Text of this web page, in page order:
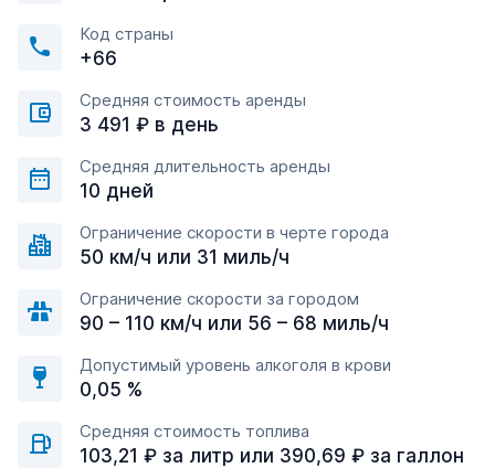
Код страны
+66
Средняя стоимость аренды
3 491 ₽ в день
Средняя длительность аренды
10 дней
Ограничение скорости в черте города
50 км/ч или 31 миль/ч
Ограничение скорости за городом
90 – 110 км/ч или 56 – 68 миль/ч
Допустимый уровень алкоголя в крови
0,05 %
Средняя стоимость топлива
103,21 ₽ за литр или 390,69 ₽ за галлон